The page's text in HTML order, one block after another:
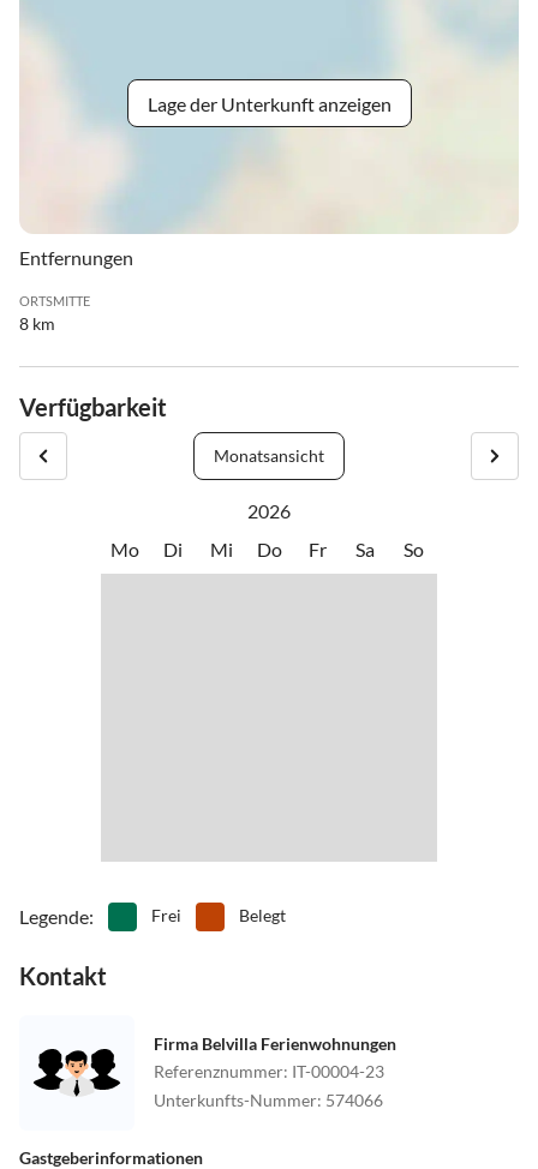
Lage der Unterkunft anzeigen
Entfernungen
ORTSMITTE
8 km
Verfügbarkeit
Monatsansicht
2026
Mo
Di Mi Do Fr Sa So
Legende: Frei Belegt
Kontakt
Firma Belvilla Ferienwohnungen
Referenznummer: IT-00004-23
Unterkunfts-Nummer: 574066
Gastgeberinformationen